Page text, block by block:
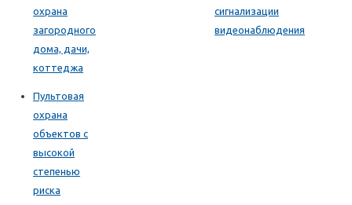
охрана
загородного
дома, дачи,
коттеджа
сигнализации
видеонаблюдения
Пультовая
охрана
объектов с
высокой
степенью
риска